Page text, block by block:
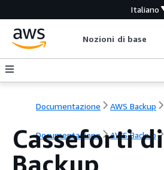
Italiano
Nozioni di base
Documentazione AWS Backup
Documentazione AWS Backup
Casseforti di
Backup